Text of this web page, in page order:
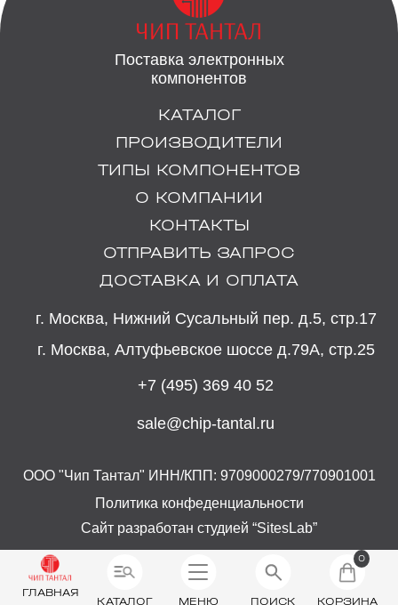
Поставка электронных
компонентов
КАТАЛОГ
ПРОИЗВОДИТЕЛИ
ТИПЫ КОМПОНЕНТОВ
О КОМПАНИИ
КОНТАКТЫ
ОТПРАВИТЬ ЗАПРОС
ДОСТАВКА И ОПЛАТА
г. Москва, Нижний Сусальный пер. д.5, стр.17
г. Москва, Алтуфьевское шоссе д.79А, стр.25
+7 (495) 369 40 52
sale@chip-tantal.ru
ООО "Чип Тантал" ИНН/КПП: 9709000279/770901001
Политика конфеденциальности
Сайт разработан студией “SitesLab”
ГЛАВНАЯ
КАТАЛОГ МЕНЮ ПОИСК
0
КОРЗИНА